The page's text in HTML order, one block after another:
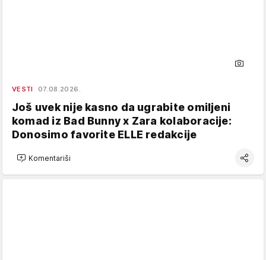
VESTI 07.08.2026.
Još uvek nije kasno da ugrabite omiljeni
komad iz Bad Bunny x Zara kolaboracije:
Donosimo favorite ELLE redakcije
Komentariši